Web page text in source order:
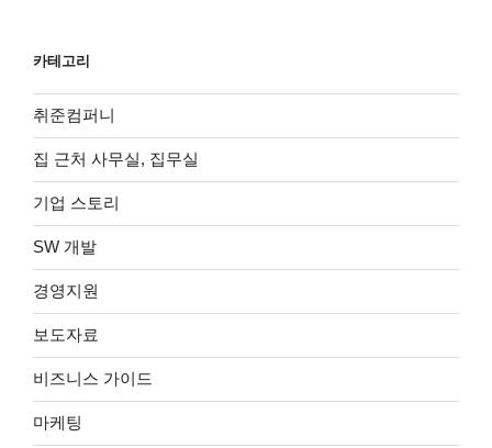
카테고리
취준컴퍼니
집 근처 사무실, 집무실
기업 스토리
SW 개발
경영지원
보도자료
비즈니스 가이드
마케팅